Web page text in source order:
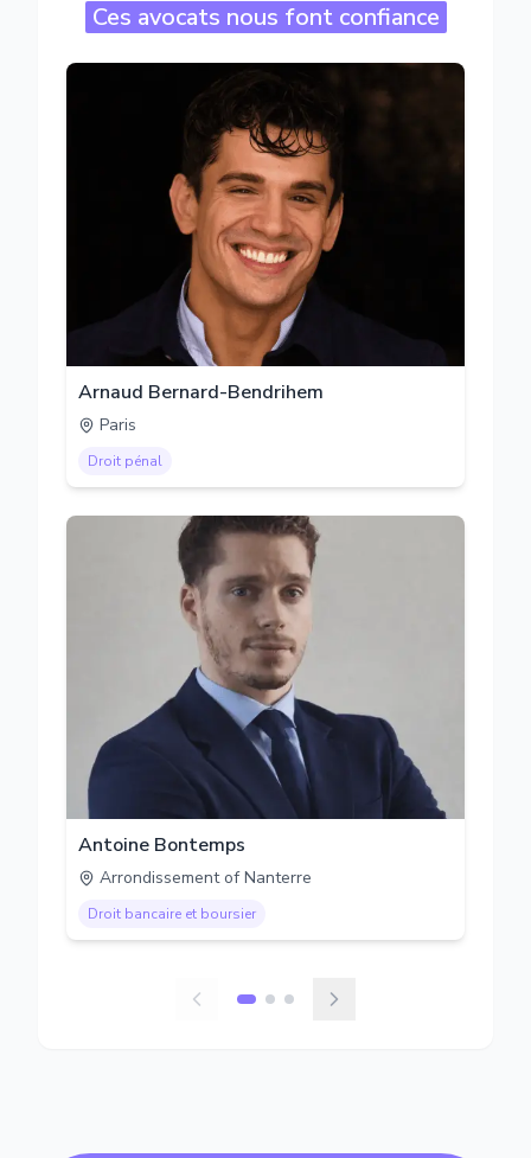
Ces avocats nous font confiance
Arnaud Bernard-Bendrihem
Paris
Droit pénal
Antoine Bontemps
Arrondissement of Nanterre
Droit bancaire et boursier